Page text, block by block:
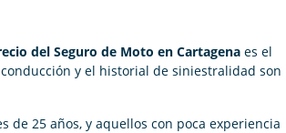
del Seguro de Moto en Cartagena es el
y el historial de siniestralidad son
de 25 años, y aquellos con poca experiencia